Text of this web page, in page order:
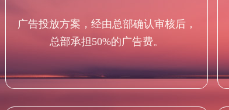
广告投放方案，经由总部确认审核后，
总部承担50%的广告费。